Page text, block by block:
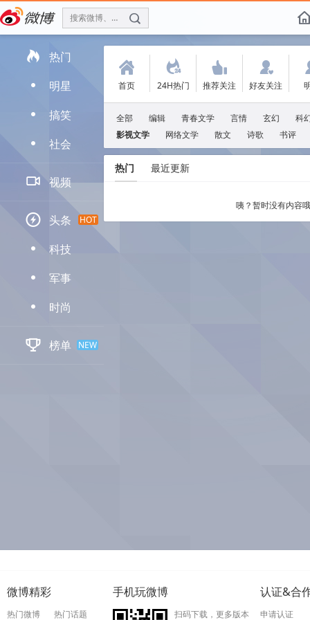
搜索微博、找人 f
 热门
D 明星
D 搞笑
D 社会
 视频
 头条 HOT
D 科技
D 军事
D 时尚
 榜单 NEW
(
首页
.
24H热门
'
推荐关注
:
好友关注
全部 编辑 青春文学 言情 玄幻
科
影视文学
网络文学 散文 诗歌 书评
热门 最近更新
咦？暂时没有内容
微博精彩
热门微博 热门话题
手机玩微博
扫码下载，更多版本
认证&合
申请认证